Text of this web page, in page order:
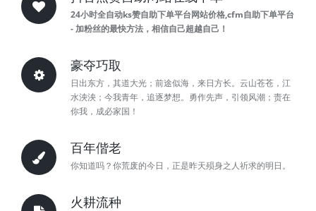
24小时全自动ks赞自助下单平台网站价格,cfm自助下单平台
- 加粉丝的最快方法，相信自己超越自己！
豪夺巧取
日出东方，其道大光；前途似海，来日方长。云山苍苍，江
水泱泱；今我青年，追逐梦想。勇作先声，引领风潮；责在
你我，成必家国！
百年偕老
你知道吗？你荒废的今日，正是昨天殒身之人祈求的明日。
火耕流种